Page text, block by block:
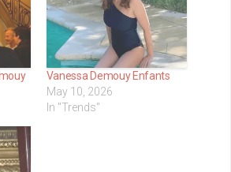
Vanessa Demouy Enfants
May 10, 2026
In "Trends"